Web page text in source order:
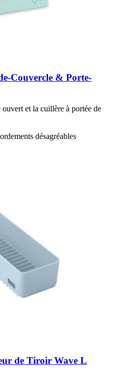
​Couvercle & Porte-​
et la cuillère à portée de
désagréables
de Tiroir Wave L